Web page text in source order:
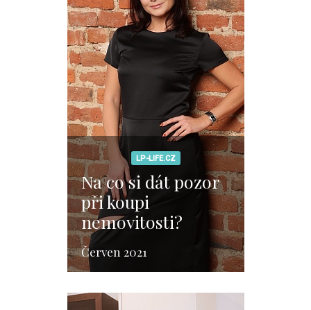
LP-LIFE.CZ
Na co si dát pozor
při koupi
nemovitosti?
Červen 2021